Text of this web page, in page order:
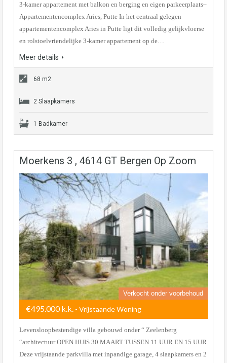
3-kamer appartement met balkon en berging en eigen parkeerplaats–
Appartementencomplex Aries, Putte In het centraal gelegen
appartementencomplex Aries in Putte ligt dit volledig gelijkvloerse
en rolstoelvriendelijke 3-kamer appartement op de…
Meer details
68 m2
2 Slaapkamers
1 Badkamer
Moerkens 3 , 4614 GT Bergen Op Zoom
Verkocht onder voorbehoud
€495.000 k.k. - Vrijstaande Woning
Levensloopbestendige villa gebouwd onder “ Zeelenberg
“architectuur OPEN HUIS 30 MAART TUSSEN 11 UUR EN 15 UUR
Deze vrijstaande parkvilla met inpandige garage, 4 slaapkamers en 2